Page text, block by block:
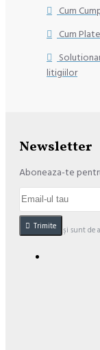
Cum
Cum
litigiilor
Newsletter
Aboneaza-te
Trimite
Am citit şi sunt de